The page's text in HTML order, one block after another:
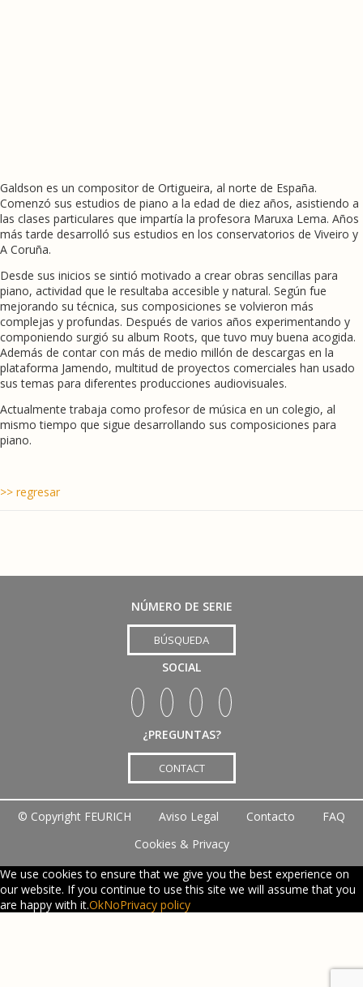
Galdson es un compositor de Ortigueira, al norte de España.
Comenzó sus estudios de piano a la edad de diez años, asistiendo a
las clases particulares que impartía la profesora Maruxa Lema. Años
más tarde desarrolló sus estudios en los conservatorios de Viveiro y
A Coruña.
Desde sus inicios se sintió motivado a crear obras sencillas para
piano, actividad que le resultaba accesible y natural. Según fue
mejorando su técnica, sus composiciones se volvieron más
complejas y profundas. Después de varios años experimentando y
componiendo surgió su album Roots, que tuvo muy buena acogida.
Además de contar con más de medio millón de descargas en la
plataforma Jamendo, multitud de proyectos comerciales han usado
sus temas para diferentes producciones audiovisuales.
Actualmente trabaja como profesor de música en un colegio, al
mismo tiempo que sigue desarrollando sus composiciones para
piano.
>> regresar
NÚMERO DE SERIE
BÚSQUEDA
SOCIAL
¿PREGUNTAS?
CONTACT
© Copyright FEURICH Aviso Legal Contacto
FAQ
Cookies & Privacy
Scroll Up
We use cookies to ensure that we give you the best experience on
our website. If you continue to use this site we will assume that you
are happy with it.OkNoPrivacy policy